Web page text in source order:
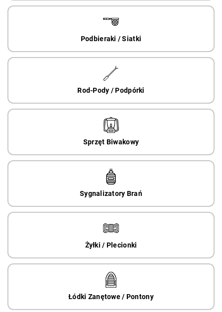
Podbieraki / Siatki
Rod-Pody / Podpórki
Sprzęt Biwakowy
Sygnalizatory Brań
Żyłki / Plecionki
Łódki Zanętowe / Pontony